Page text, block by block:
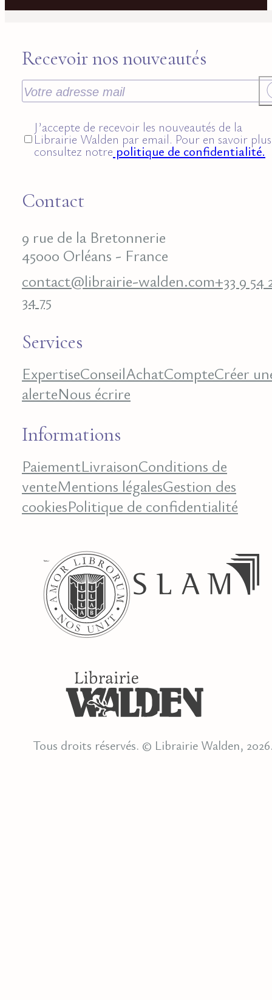
Recevoir nos nouveautés
J’accepte de recevoir les nouveautés de la
Librairie Walden par email. Pour en savoir
consultez notre politique de confidentialité.
Contact
9 rue de la Bretonnerie
45000 Orléans - France
contact@librairie-walden.com+33 9 54
34 75
Services
ExpertiseConseilAchatCompteCréer
alerteNous écrire
Informations
PaiementLivraisonConditions de
venteMentions légalesGestion des
cookiesPolitique de confidentialité
Tous droits réservés. © Librairie Walden,